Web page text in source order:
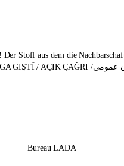
Der Stoff aus dem die
Bureau LADA